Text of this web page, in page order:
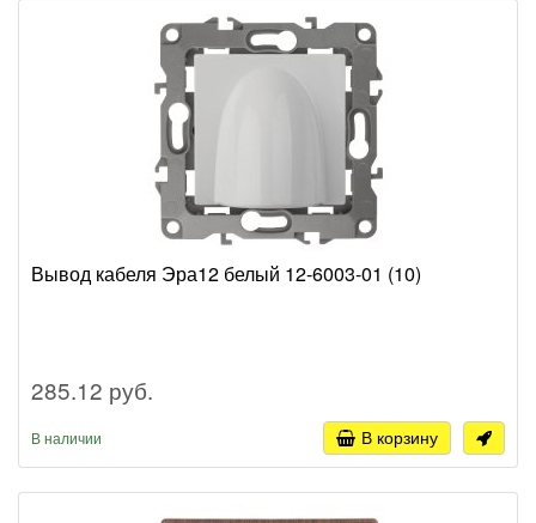
Вывод кабеля Эра12 белый 12-6003-01 (10)
285.12 руб.
В наличии В корзину